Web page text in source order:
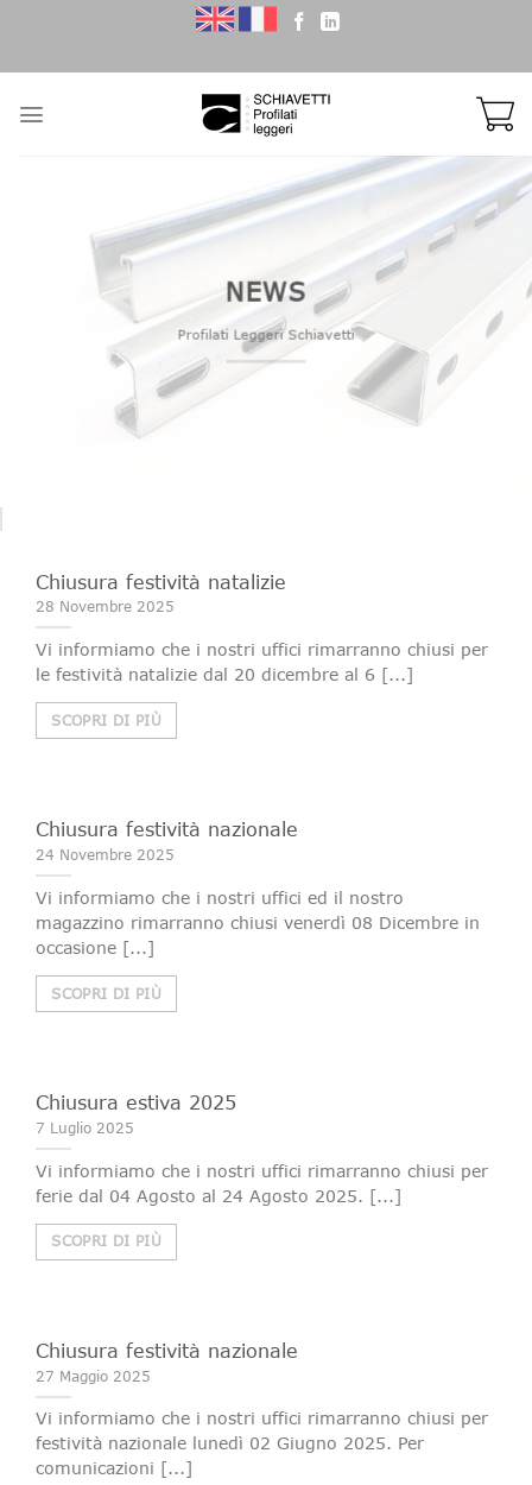
content
NEWS
Profilati Leggeri Schiavetti
Chiusura festività natalizie
28 Novembre 2025
Vi informiamo che i nostri uffici rimarranno chiusi per
le festività natalizie dal 20 dicembre al 6 [...]
SCOPRI DI PIÙ
Chiusura festività nazionale
24 Novembre 2025
Vi informiamo che i nostri uffici ed il nostro
magazzino rimarranno chiusi venerdì 08 Dicembre in
occasione [...]
SCOPRI DI PIÙ
Chiusura estiva 2025
7 Luglio 2025
Vi informiamo che i nostri uffici rimarranno chiusi per
ferie dal 04 Agosto al 24 Agosto 2025. [...]
SCOPRI DI PIÙ
Chiusura festività nazionale
27 Maggio 2025
Vi informiamo che i nostri uffici rimarranno chiusi per
festività nazionale lunedì 02 Giugno 2025. Per
comunicazioni [...]